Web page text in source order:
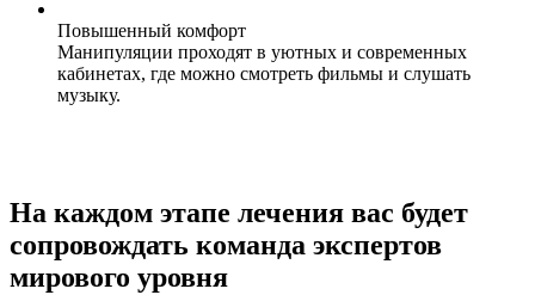
Повышенный комфорт
Манипуляции проходят в уютных и современных
кабинетах, где можно смотреть фильмы и слушать
музыку.
На каждом этапе лечения вас будет
сопровождать команда экспертов
мирового уровня